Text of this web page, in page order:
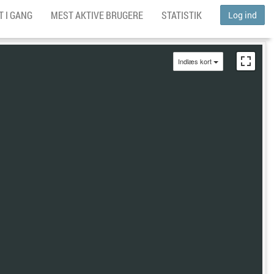
Log ind
I GANG MEST AKTIVE BRUGERE STATISTIK
Indlæs kort